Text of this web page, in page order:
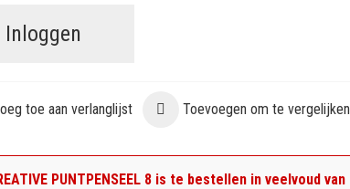
Inloggen
toe aan verlanglijst Toevoegen om te vergelijken
PUNTPENSEEL 8 is te bestellen in veelvoud van